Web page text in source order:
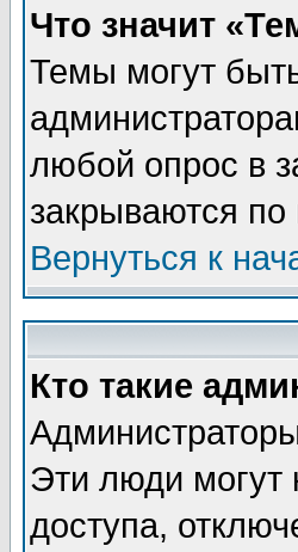
Что значит
Темы могут
любой опрос в
закрываются
Вернуться к
Кто такие
Эти люди могут
доступа,